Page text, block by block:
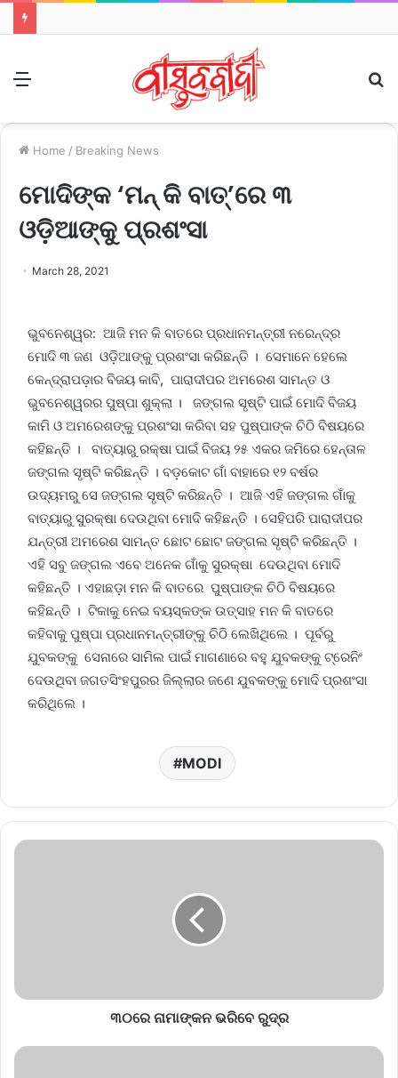
Home / Breaking News
ମୋଦିଙ୍କ ‘ମନ୍‌ କି ବାତ୍‌’ରେ ୩
ଓଡ଼ିଆଙ୍କୁ ପ୍ରଶଂସା
March 28, 2021
ଭୁବନେଶ୍ୱର: ଆଜି ମନ କି ବାତରେ ପ୍ରଧାନମନ୍ତ୍ରୀ ନରେନ୍ଦ୍ର
ମୋଦି ୩ ଜଣ ଓଡ଼ିଆଙ୍କୁ ପ୍ରଶଂସା କରିଛନ୍ତି । ସେମାନେ ହେଲେ
କେନ୍ଦ୍ରାପଡ଼ାର ବିଜୟ କାବି, ପାରାଦୀପର ଅମରେଶ ସାମନ୍ତ ଓ
ଭୁବନେଶ୍ୱରର ପୁଷ୍ପା ଶୁକ୍ଲା । ଜଙ୍ଗଲ ସୃଷ୍ଟି ପାଇଁ ମୋଦି ବିଜୟ
କାମି ଓ ଅମରେଶଙ୍କୁ ପ୍ରଶଂସା କରିବା ସହ ପୁଷ୍ପାଙ୍କ ଚିଠି ବିଷୟରେ
କହିଛନ୍ତି । ବାତ୍ୟାରୁ ରକ୍ଷା ପାଇଁ ବିଜୟ ୨୫ ଏକର ଜମିରେ ହେନ୍ତାଳ
ଜଙ୍ଗଲ ସୃଷ୍ଟି କରିଛନ୍ତି । ବଡ଼କୋଟ ଗାଁ ବାହାରେ ୧୨ ବର୍ଷର
ଉଦ୍ୟମରୁ ସେ ଜଙ୍ଗଲ ସୃଷ୍ଟି କରିଛନ୍ତି । ଆଜି ଏହି ଜଙ୍ଗଲ ଗାଁକୁ
ବାତ୍ୟାରୁ ସୁରକ୍ଷା ଦେଉଥିବା ମୋଦି କହିଛନ୍ତି । ସେହିପରି ପାରାଦୀପର
ଯନ୍ତ୍ରୀ ଅମରେଶ ସାମନ୍ତ ଛୋଟ ଛୋଟ ଜଙ୍ଗଲ ସୃଷ୍ଟି କରିଛନ୍ତି ।
ଏହି ସବୁ ଜଙ୍ଗଲ ଏବେ ଅନେକ ଗାଁକୁ ସୁରକ୍ଷା ଦେଉଥିବା ମୋଦି
କହିଛନ୍ତି । ଏହାଛଡ଼ା ମନ କି ବାତରେ ପୁଷ୍ପାଙ୍କ ଚିଠି ବିଷୟରେ
କହିଛନ୍ତି । ଟିକାକୁ ନେଇ ବୟସ୍କଙ୍କ ଉତ୍ସାହ ମନ କି ବାତରେ
କହିବାକୁ ପୁଷ୍ପା ପ୍ରଧାନମନ୍ତ୍ରୀଙ୍କୁ ଚିଠି ଲେଖିଥିଲେ । ପୂର୍ବରୁ
ଯୁବକଙ୍କୁ ସେନାରେ ସାମିଲ ପାଇଁ ମାଗଣାରେ ବହୁ ଯୁବକଙ୍କୁ ଟ୍ରେନିଂ
ଦେଉଥିବା ଜଗତସିଂହପୁରର ଜିଲ୍ଲାର ଜଣେ ଯୁବକଙ୍କୁ ମୋଦି ପ୍ରଶଂସା
କରିଥିଲେ ।
MODI
୩୦ରେ ନାମାଙ୍କନ ଭରିବେ ରୁଦ୍ର